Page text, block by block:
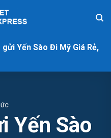
gửi Yến Sào Đi Mỹ Giá Rẻ,
Yến Sào